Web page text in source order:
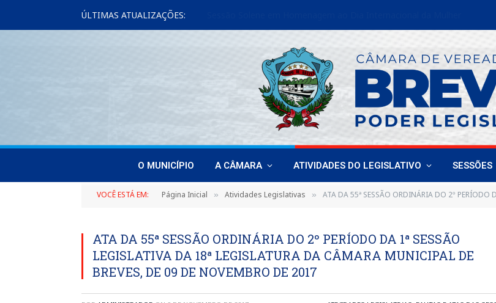
ÚLTIMAS ATUALIZAÇÕES:
O MUNICÍPIO A CÂMARA ATIVIDADES DO LEGISLATIVO SESSÕES
VOCÊ ESTÁ EM: Página Inicial » Atividades Legislativas » ATA DA 55ª SESSÃO ORDINÁRIA DO 2º PERÍODO DA 1ª SESSÃO
ATA DA 55ª SESSÃO ORDINÁRIA DO 2º PERÍODO DA 1ª SESSÃO
LEGISLATIVA DA 18ª LEGISLATURA DA CÂMARA MUNICIPAL DE
BREVES, DE 09 DE NOVEMBRO DE 2017